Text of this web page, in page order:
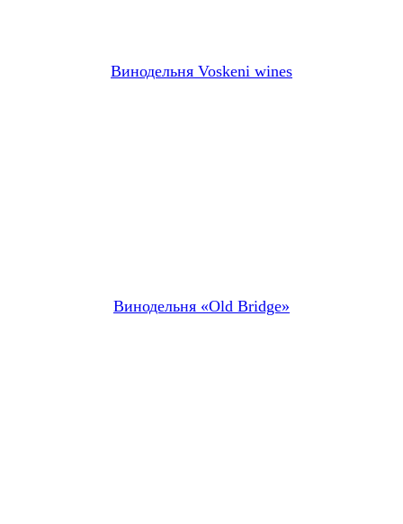
Винодельня Voskeni wines
Винодельня «Old Bridge»